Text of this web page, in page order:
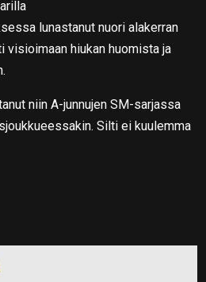
lunastanut nuori alakerran
visioimaan hiukan huomista ja
niin A-junnujen SM-sarjassa
Silti ei kuulemma